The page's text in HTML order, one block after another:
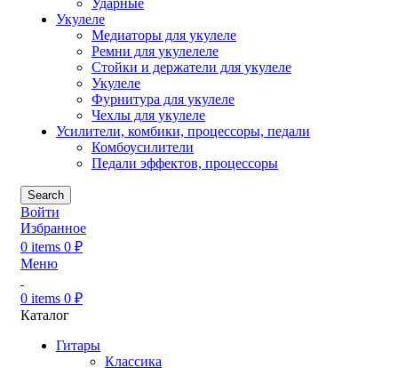
Ударные
Укулеле
Медиаторы для укулеле
Ремни для укулелеле
Стойки и держатели для укулеле
Укулеле
Фурнитура для укулеле
Чехлы для укулеле
Усилители, комбики, процессоры, педали
Комбоусилители
Педали эффектов, процессоры
Search
Войти
Избранное
0 items 0 ₽
Меню
0 items 0 ₽
Каталог
Гитары
Классика